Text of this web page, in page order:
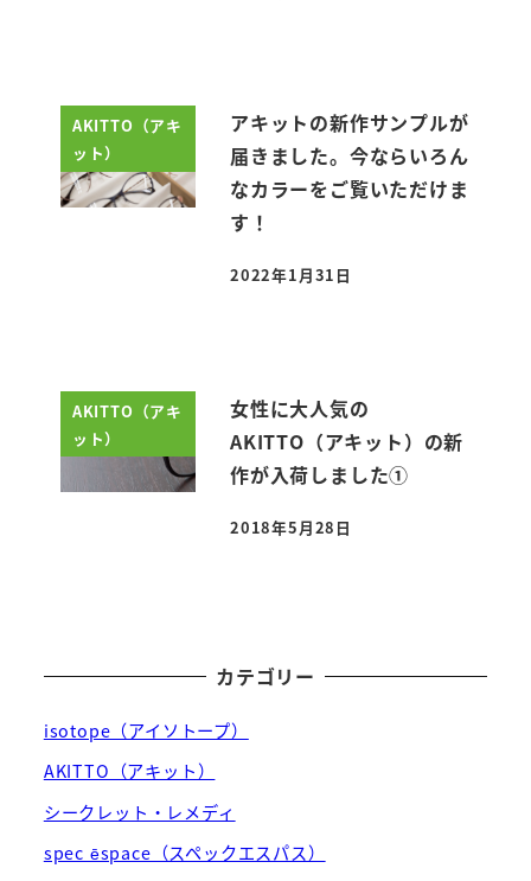
AKITTO（アキ
ット）
アキットの新作サンプルが
届きました。今ならいろん
なカラーをご覧いただけま
す！
投稿日
2022年1月31日
AKITTO（アキ
ット）
女性に大人気の
AKITTO（アキット）の新
作が入荷しました①
投稿日
2018年5月28日
カテゴリー
isotope（アイソトープ）
AKITTO（アキット）
シークレット・レメディ
spec ēspace（スペックエスパス）